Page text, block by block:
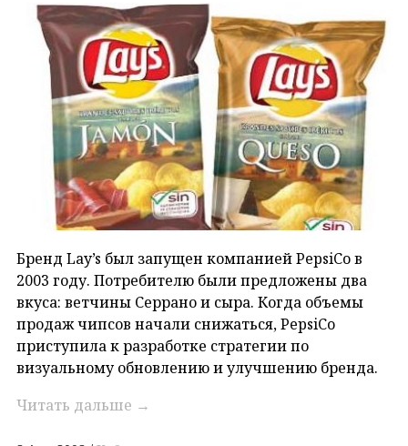
Бренд Lay’s был запущен компанией PepsiCo в
2003 году. Потребителю были предложены два
вкуса: ветчины Серрано и сыра. Когда объемы
продаж чипсов начали снижаться, PepsiCo
приступила к разработке стратегии по
визуальному обновлению и улучшению бренда.
Читать дальше →